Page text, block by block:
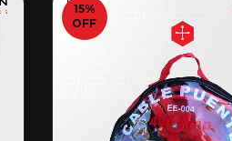
15%
OFF